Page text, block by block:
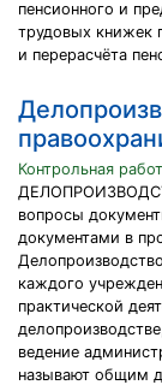
пенсионного и
трудовых книжек
и перерасчёта
Контрольная
вопросы
документами в
каждого
практической
ведение
называют общим